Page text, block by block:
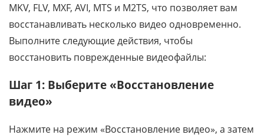
MKV, FLV, MXF, AVI, MTS и M2TS, что позволяет вам
восстанавливать несколько видео одновременно.
Выполните следующие действия, чтобы
восстановить поврежденные видеофайлы:
Шаг 1: Выберите «Восстановление
видео»
Нажмите на режим «Восстановление видео», а затем